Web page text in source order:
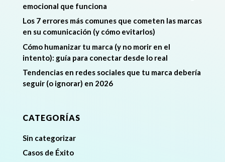
emocional que funciona
Los 7 errores más comunes que cometen las marcas
en su comunicación (y cómo evitarlos)
Cómo humanizar tu marca (y no morir en el
intento): guía para conectar desde lo real
Tendencias en redes sociales que tu marca debería
seguir (o ignorar) en 2026
CATEGORÍAS
Sin categorizar
Casos de Éxito